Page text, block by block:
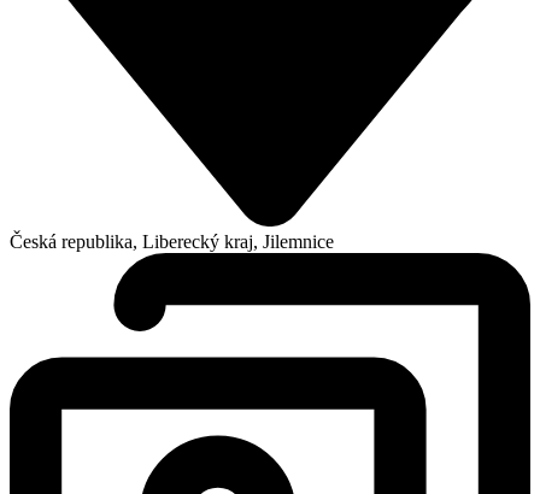
Česká republika, Liberecký kraj, Jilemnice